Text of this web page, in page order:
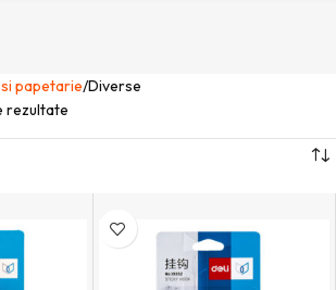
papetarie Diverse
rezultate